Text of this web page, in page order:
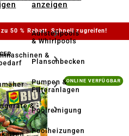
&
& -
anzeigen
Aufstellpools
& Whirlpools
Planschbecken
Pumpen &
Filteranlagen
Poolreinigung
Poolheizungen
50 % Rabatt. Schnell zugreifen!
ONLINE VERFÜGBAR